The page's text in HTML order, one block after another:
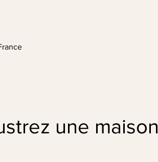
une